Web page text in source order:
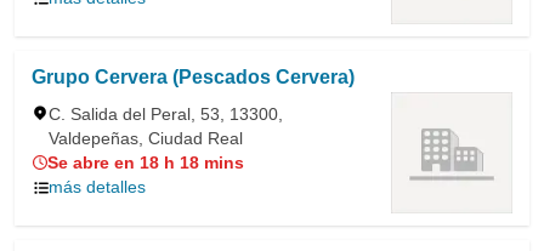
Grupo Cervera (Pescados Cervera)
C. Salida del Peral, 53, 13300,
Valdepeñas, Ciudad Real
Se abre en 18 h 18 mins
más detalles